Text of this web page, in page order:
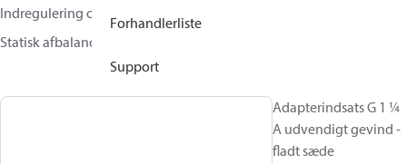
Forhandlerliste
Support
Indregulering og styring
Statisk afbalancering tilbehør
Adapterindsats G 1 ¼
A udvendigt gevind -
fladt sæde